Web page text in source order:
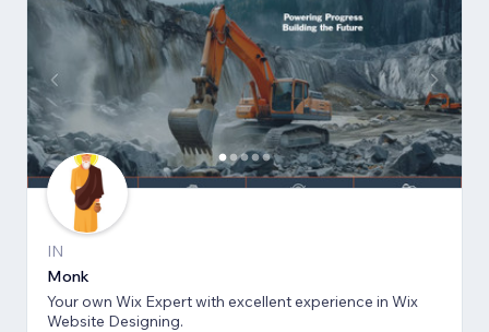
IN
Monk
Your own Wix Expert with excellent experience in Wix
Website Designing.